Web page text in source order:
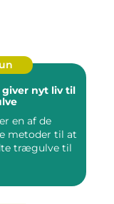
nyt liv til
en af de
metoder til at
trægulve til